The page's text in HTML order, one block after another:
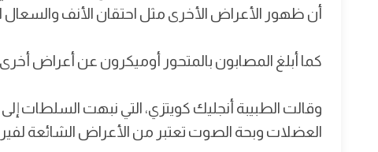
أن ظهور الأعراض الأخرى مثل احتقان الأنف والسعال
كما أبلغ المصابون بالمتحور أوميكرون عن أعراض
وقالت الطبيبة أنجليك كويتزي، التي نبهت السلطات إلى
العضلات وبحة الصوت تعتبر من الأعراض الشائعة